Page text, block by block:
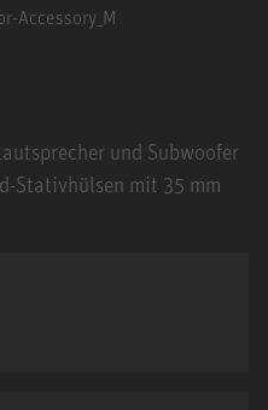
und Subwoofer
Stativhülsen mit 35 mm